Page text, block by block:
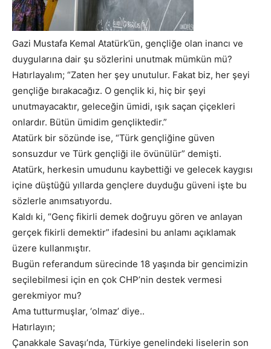
Gazi Mustafa Kemal Atatürk’ün, gençliğe olan inancı ve
duygularına dair şu sözlerini unutmak mümkün mü?
Hatırlayalım; “Zaten her şey unutulur. Fakat biz, her şeyi
gençliğe bırakacağız. O gençlik ki, hiç bir şeyi
unutmayacaktır, geleceğin ümidi, ışık saçan çiçekleri
onlardır. Bütün ümidim gençliktedir.”
Atatürk bir sözünde ise, “Türk gençliğine güven
sonsuzdur ve Türk gençliği ile övünülür” demişti.
Atatürk, herkesin umudunu kaybettiği ve gelecek kaygısı
içine düştüğü yıllarda gençlere duyduğu güveni işte bu
sözlerle anımsatıyordu.
Kaldı ki, “Genç fikirli demek doğruyu gören ve anlayan
gerçek fikirli demektir” ifadesini bu anlamı açıklamak
üzere kullanmıştır.
Bugün referandum sürecinde 18 yaşında bir gencimizin
seçilebilmesi için en çok CHP’nin destek vermesi
gerekmiyor mu?
Ama tutturmuşlar, ‘olmaz’ diye..
Hatırlayın;
Çanakkale Savaşı’nda, Türkiye genelindeki liselerin son